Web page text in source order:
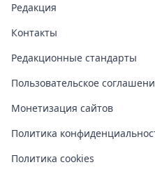
Редакция
Контакты
Редакционные стандарты
Пользовательское
Монетизация сайтов
Политика
Политика cookies